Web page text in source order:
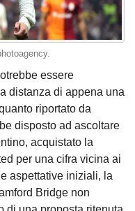
essere
distanza di appena una
riportato da
disposto ad ascoltare
acquistato la
per una cifra vicina ai
aspettative iniziali, la
Bridge non